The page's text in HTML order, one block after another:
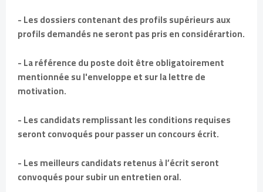
- Les dossiers contenant des profils supérieurs aux
profils demandés ne seront pas pris en considérartion.
- La référence du poste doit être obligatoirement
mentionnée su l'enveloppe et sur la lettre de
motivation.
- Les candidats remplissant les conditions requises
seront convoqués pour passer un concours écrit.
- Les meilleurs candidats retenus à l’écrit seront
convoqués pour subir un entretien oral.